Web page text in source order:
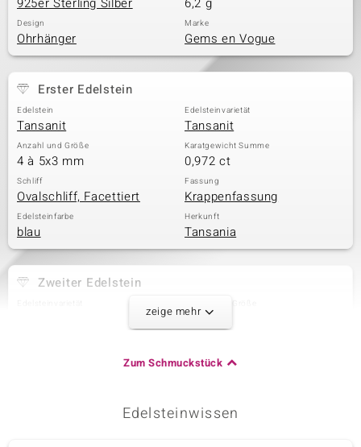
Classics
Design
Ohrhänger
Marke
Gems en Vogue
Erster Edelstein
Edelstein
Tansanit
Edelsteinvarietät
Tansanit
Anzahl und Größe
4 à 5x3 mm
Karatgewicht Summe
0,972 ct
Schliff
Ovalschliff, Facettiert
Fassung
Krappenfassung
Edelsteinfarbe
blau
Herkunft
Tansania
Zweiter Edelstein
8 à 4x2 mm
Baguette Treppenschliff
zeige mehr
Zum Schmuckstück
Edelsteinwissen